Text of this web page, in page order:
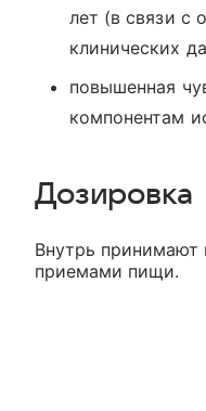
лет (в связи с
клинических
повышенная
компонентам
Дозировка
Внутрь
приемами пищи.